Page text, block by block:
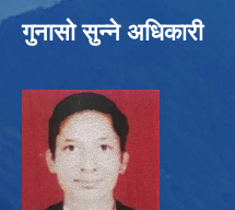
गुनासो सुन्ने अधिकारी